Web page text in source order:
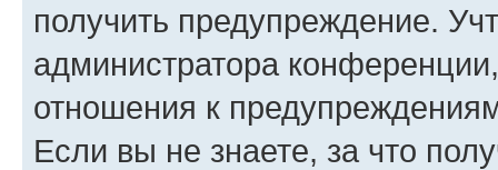
получить предупреждение.
администратора
отношения к
Если вы не знаете, за что